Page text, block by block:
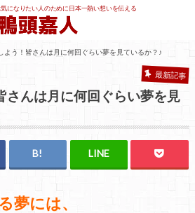
になりたい人のために日本一熱い想いを伝える
よう！皆さんは月に何回ぐらい夢を見ているか？♪
最新記事
さんは月に何回ぐらい夢を見
夢には、